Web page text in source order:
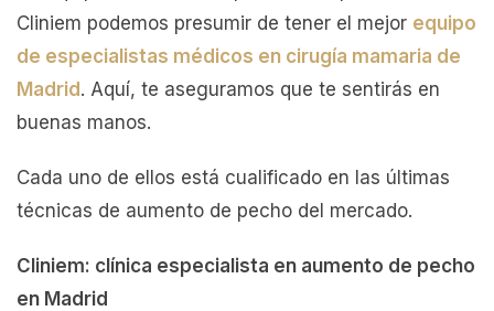
Cliniem podemos presumir de tener el mejor equipo
de especialistas médicos en cirugía mamaria de
Madrid . Aquí, te aseguramos que te sentirás en
buenas manos.
Cada uno de ellos está cualificado en las últimas
técnicas de aumento de pecho del mercado.
Cliniem: clínica especialista en aumento de pecho
en Madrid